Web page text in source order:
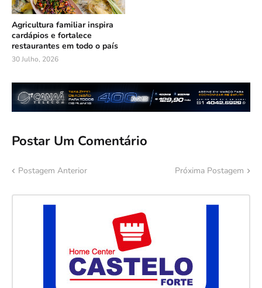
Agricultura familiar inspira
cardápios e fortalece
restaurantes em todo o país
30 Julho, 2026
Postar Um Comentário
Postagem Anterior Próxima Postagem